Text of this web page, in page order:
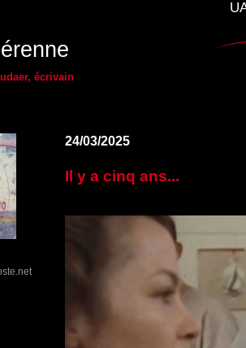
écrivain
24/03/2025
Il y a cinq ans...